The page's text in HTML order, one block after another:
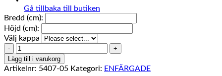
Gå tillbaka till butiken
Bredd (cm):
Höjd (cm):
Välj kappa
Sandatex
5407-
05
Lägg till i varukorg
Artikelnr: 5407-05 Kategori: ENFÄRGADE